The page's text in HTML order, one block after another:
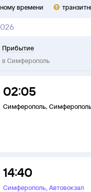
времени
Прибытие
в Симферополь
02:05
Симферополь, Симферополь
14:40
Симферополь,Автовокзал